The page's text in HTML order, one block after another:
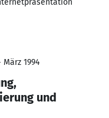
1994
und